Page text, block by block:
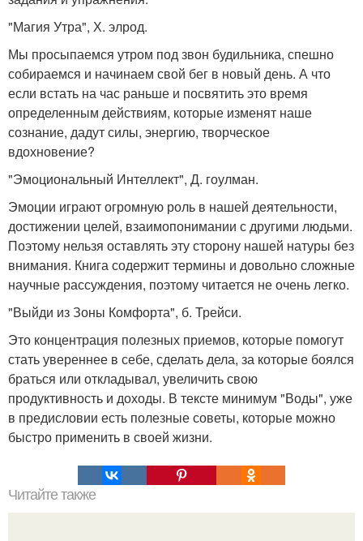
"Магия Утра", Х. элрод.
Мы просыпаемся утром под звон будильника, спешно
собираемся и начинаем свой бег в новый день. А что
если встать на час раньше и посвятить это время
определенным действиям, которые изменят наше
сознание, дадут силы, энергию, творческое
вдохновение?
"Эмоциональный Интеллект", Д. гоулман.
Эмоции играют огромную роль в нашей деятельности,
достижении целей, взаимопонимании с другими людьми.
Поэтому нельзя оставлять эту сторону нашей натуры без
внимания. Книга содержит термины и довольно сложные
научные рассуждения, поэтому читается не очень легко.
"Выйди из Зоны Комфорта", б. Трейси.
Это концентрация полезных приемов, которые помогут
стать увереннее в себе, сделать дела, за которые боялся
браться или откладывал, увеличить свою
продуктивность и доходы. В тексте минимум "Воды", уже
в предисловии есть полезные советы, которые можно
быстро применить в своей жизни.
Читайте также